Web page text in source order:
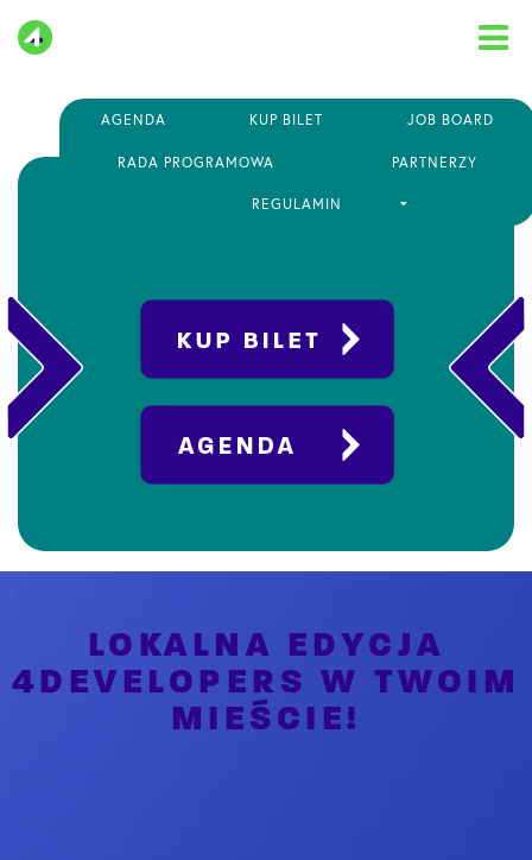
AGENDA KUP BILET JOB BOARD
RADA PROGRAMOWA PARTNERZY
REGULAMIN
LOKALNA EDYCJA
4DEVELOPERS W TWOIM
MIEŚCIE!